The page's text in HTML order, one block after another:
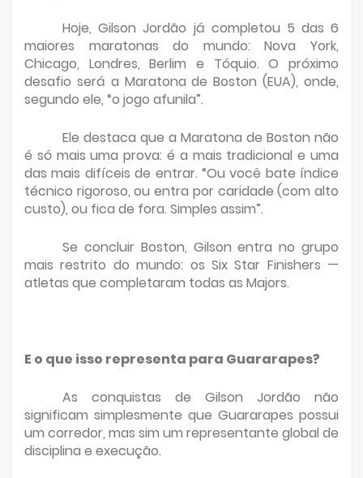
Hoje, Gilson Jordão já completou 5 das 6
maiores maratonas do mundo: Nova York,
Chicago, Londres, Berlim e Tóquio. O próximo
desafio será a Maratona de Boston (EUA), onde,
segundo ele, “o jogo afunila”.
Ele destaca que a Maratona de Boston não
é só mais uma prova: é a mais tradicional e uma
das mais difíceis de entrar. “Ou você bate índice
técnico rigoroso, ou entra por caridade (com alto
custo), ou fica de fora. Simples assim”.
Se concluir Boston, Gilson entra no grupo
mais restrito do mundo: os Six Star Finishers —
atletas que completaram todas as Majors.
E o que isso representa para Guararapes?
As conquistas de Gilson Jordão não
significam simplesmente que Guararapes possui
um corredor, mas sim um representante global de
disciplina e execução.